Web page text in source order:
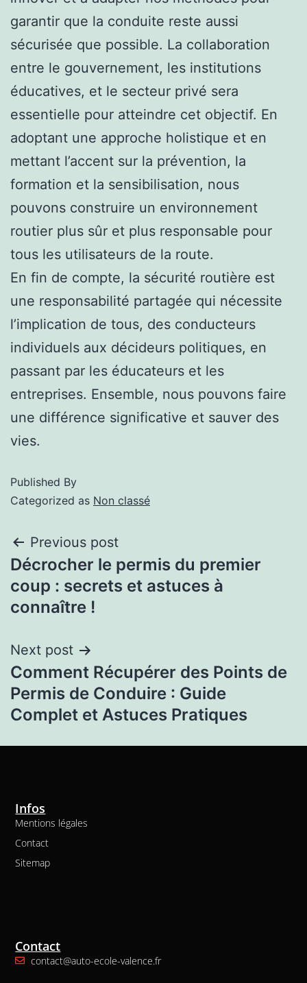
garantir que la conduite reste aussi
sécurisée que possible. La collaboration
entre le gouvernement, les institutions
éducatives, et le secteur privé sera
essentielle pour atteindre cet objectif. En
adoptant une approche holistique et en
mettant l’accent sur la prévention, la
formation et la sensibilisation, nous
pouvons construire un environnement
routier plus sûr et plus responsable pour
tous les utilisateurs de la route.
En fin de compte, la sécurité routière est
une responsabilité partagée qui nécessite
l’implication de tous, des conducteurs
individuels aux décideurs politiques, en
passant par les éducateurs et les
entreprises. Ensemble, nous pouvons faire
une différence significative et sauver des
vies.
Published By
Categorized as Non classé
Previous post
Décrocher le permis du premier
coup : secrets et astuces à
connaître !
Next post
Comment Récupérer des Points de
Permis de Conduire : Guide
Complet et Astuces Pratiques
Infos
Mentions légales
Contact
Sitemap
Contact
contact@auto-ecole-valence.fr